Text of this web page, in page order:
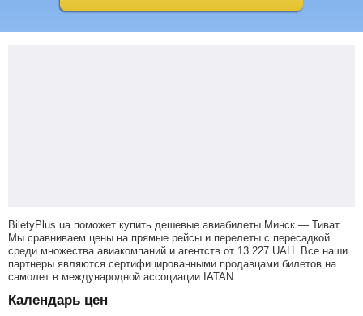
BiletyPlus.ua поможет купить дешевые авиабилеты Минск — Тиват.
Мы сравниваем цены на прямые рейсы и перелеты с пересадкой
среди множества авиакомпаний и агентств от 13 227 UAH . Все наши
партнеры являются сертифицированными продавцами билетов на
самолет в международной ассоциации IATAN.
Календарь цен